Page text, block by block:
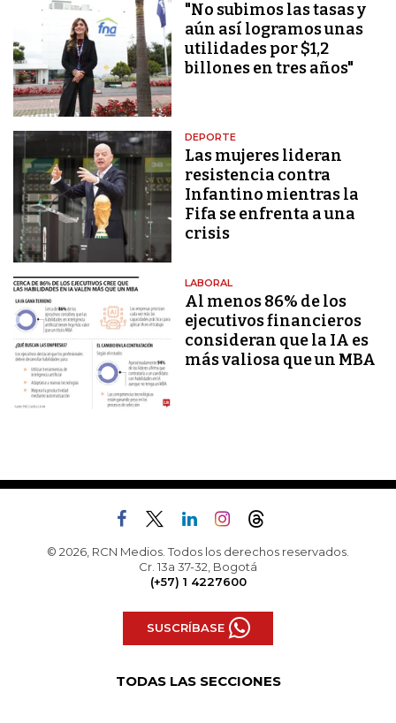
"No subimos las tasas y
aún así logramos unas
utilidades por $1,2
billones en tres años"
DEPORTE
Las mujeres lideran
resistencia contra
Infantino mientras la
Fifa se enfrenta a una
crisis
LABORAL
Al menos 86% de los
ejecutivos financieros
consideran que la IA es
más valiosa que un MBA
© 2026, RCN Medios. Todos los derechos reservados.
Cr. 13a 37-32, Bogotá
(+57) 1 4227600
SUSCRÍBASE
TODAS LAS SECCIONES